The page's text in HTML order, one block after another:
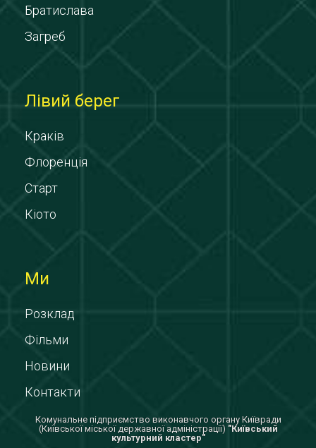
Братислава
Загреб
Лівий берег
Краків
Флоренція
Старт
Кіото
Ми
Розклад
Фільми
Новини
Контакти
Комунальне підприємство виконавчого органу Київради
(Київської міської державної адміністрації) "Київський
культурний кластер"